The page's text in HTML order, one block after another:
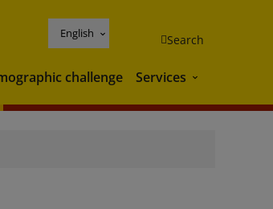
English Search
challenge Services Services